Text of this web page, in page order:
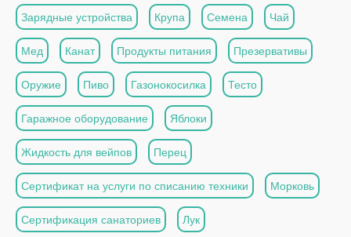
Зарядные устройства Крупа Семена Чай
Мед Канат Продукты питания Презервативы
Оружие Пиво Газонокосилка Тесто
Гаражное оборудование Яблоки
Жидкость для вейпов Перец
Сертификат на услуги по списанию техники Морковь
Сертификация санаториев Лук